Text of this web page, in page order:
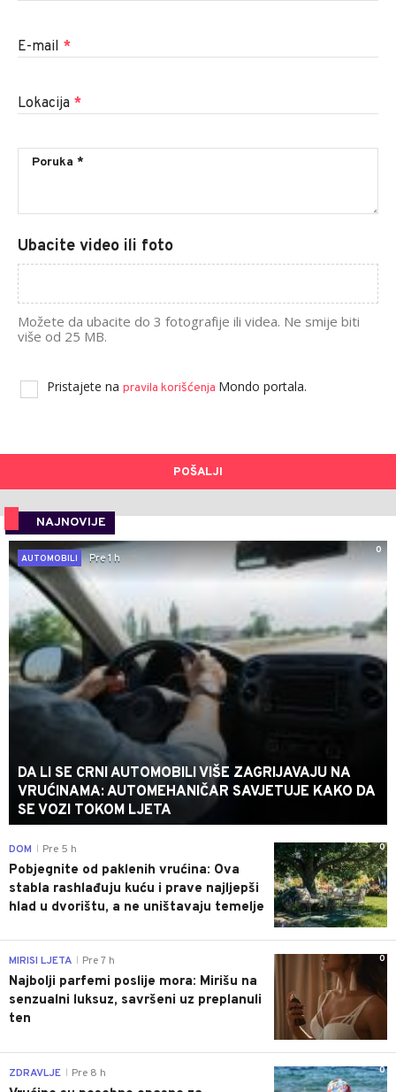
E-mail *
Lokacija *
Ubacite video ili foto
Možete da ubacite do 3 fotografije ili videa. Ne smije biti
više od 25 MB.
Pristajete na pravila korišćenja Mondo portala.
POŠALJI
NAJNOVIJE
0
AUTOMOBILI
Pre 1 h
DA LI SE CRNI AUTOMOBILI VIŠE ZAGRIJAVAJU NA
VRUĆINAMA: AUTOMEHANIČAR SAVJETUJE KAKO DA
SE VOZI TOKOM LJETA
0
DOM Pre 5 h
Pobjegnite od paklenih vrućina: Ova
stabla rashlađuju kuću i prave najljepši
hlad u dvorištu, a ne uništavaju temelje
0
MIRISI LJETA Pre 7 h
Najbolji parfemi poslije mora: Mirišu na
senzualni luksuz, savršeni uz preplanuli
ten
0
ZDRAVLJE Pre 8 h